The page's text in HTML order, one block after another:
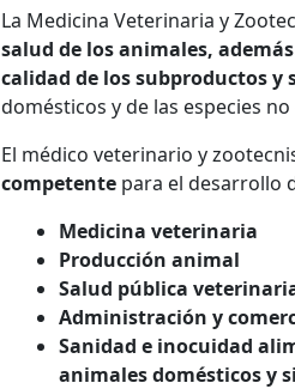
La Medicina Veterinaria y
salud de los animales,
calidad de los subproductos y
domésticos y de las especies
El médico veterinario y
competente para el desarrollo
Medicina veterinaria
Producción animal
Salud pública
Administración y
Sanidad e inocuidad
animales domésticos y